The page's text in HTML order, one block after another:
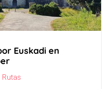
Euskadi en
Rutas